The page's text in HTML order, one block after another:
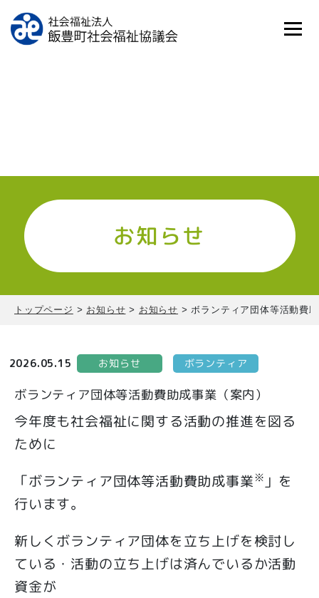
お知らせ
トップページ > お知らせ > お知らせ >ボランティア団体等活動費
2026.05.15 お知らせ ボランティア
ボランティア団体等活動費助成事業（案内）
今年度も社会福祉に関する活動の推進を図る
ために
「ボランティア団体等活動費助成事業※ 」を
行います。
新しくボランティア団体を立ち上げを検討し
ている・活動の立ち上げは済んでいるか活動
資金が